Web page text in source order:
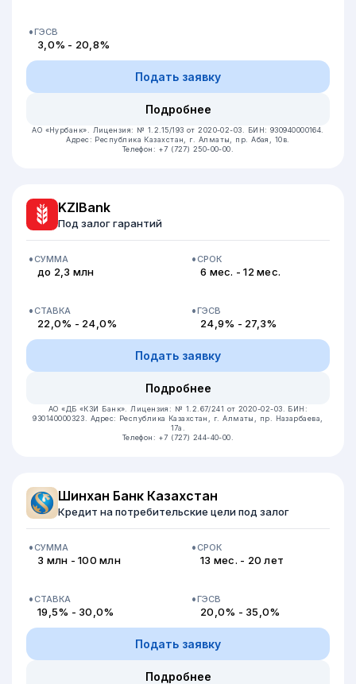
ГЭСВ
3,0% - 20,8%
Подать заявку
Подробнее
АО «Нурбанк». Лицензия: № 1.2.15/193 от 2020-02-03.
БИН: 930940000164.
Адрес: Республика Казахстан, г. Алматы, пр. Абая, 10в.
Телефон: +7 (727) 250-00-00.
KZIBank
Под залог гарантий
СУММА
до 2,3 млн
СРОК
6 мес. - 12 мес.
СТАВКА
22,0% - 24,0%
ГЭСВ
24,9% - 27,3%
Подать заявку
Подробнее
АО «ДБ «КЗИ Банк». Лицензия: № 1.2.67/241 от 2020-02-03. БИН:
930140000323. Адрес: Республика Казахстан, ​г. Алматы, пр. Назарбаева,
17а.
Телефон: +7 (727) 244-40-00.
Шинхан Банк Казахстан
Кредит на потребительские цели под залог
СУММА
3 млн - 100 млн
СРОК
13 мес. - 20 лет
СТАВКА
19,5% - 30,0%
ГЭСВ
20,0% - 35,0%
Подать заявку
Подробнее